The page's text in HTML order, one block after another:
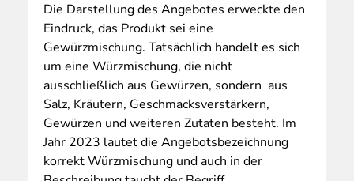
Die Darstellung des Angebotes erweckte den
Eindruck, das Produkt sei eine
Gewürzmischung. Tatsächlich handelt es sich
um eine Würzmischung, die nicht
ausschließlich aus Gewürzen, sondern aus
Salz, Kräutern, Geschmacksverstärkern,
Gewürzen und weiteren Zutaten besteht. Im
Jahr 2023 lautet die Angebotsbezeichnung
korrekt Würzmischung und auch in der